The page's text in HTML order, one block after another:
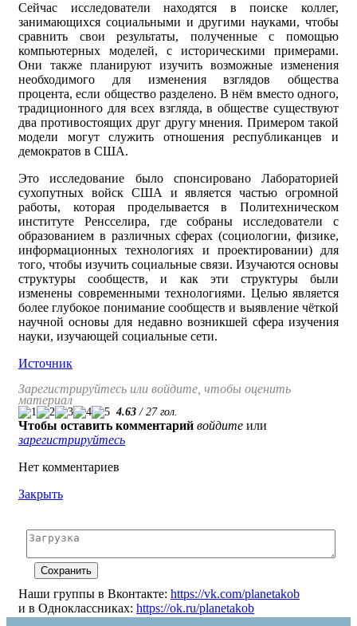
Сейчас исследователи находятся в поиске коллег,
занимающихся социальными и другими науками, чтобы
сравнить свои результаты, полученные с помощью
компьютерных моделей, с историческими примерами.
Они также планируют изучить возможные изменения
необходимого для изменения взглядов общества
процента, если общество разделено. В нём вместо одного,
традиционного для всех взгляда, в обществе существуют
два противостоящих друг другу мнения. Примером такой
модели могут служить отношения республиканцев и
демократов в США.
Это исследование было спонсировано Лабораторией
сухопутных войск США и является частью огромной
работы, которая проделывается в Политехническом
институте Ренсселира, где собраны исследователи с
образованием в различных сферах (социологии, физике,
информационных технологиях и проектировании) для
того, чтобы изучить социальные связи. Изучаются основы
структуры сообществ, и как эти структуры были
изменены современными технологиями. Целью является
более глубокое понимание сообществ и выявление чёткой
научной основы для недавно возникшей сфера изучения
науки, изучающей социальные сети.
Источник
Зарегистрируйтесь или войдите, чтобы оценить
материал
4.63 / 27гол.
Чтобы оставить комментарий войдите или
зарегистрируйтесь
Нет комментариев
Закрыть
Наши группы в Вконтакте: https://vk.com/planetakob
и в Одноклассниках: https://ok.ru/planetakob